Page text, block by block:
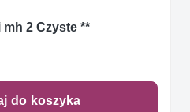
2 Czyste **
do koszyka